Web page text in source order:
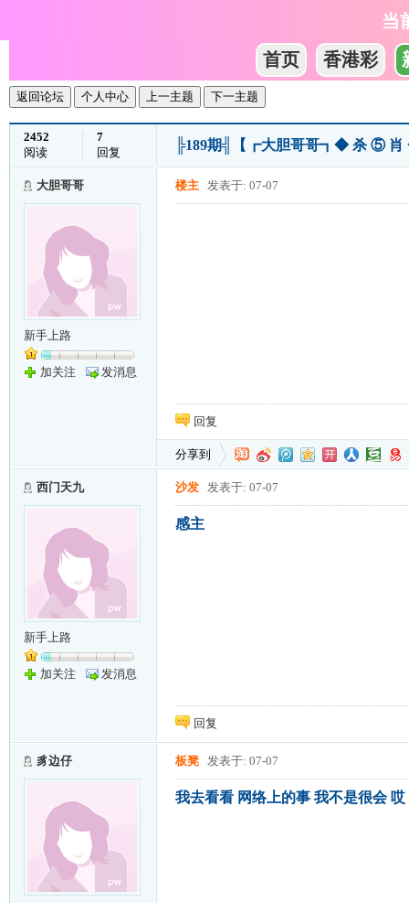
当
首页
香港彩
返回论坛 个人中心 上一主题 下一主题
2452
阅读
7
回复
╠189期╣【┏大胆哥哥┓◆ 杀 ⑤ 肖
大胆哥哥
新手上路
加关注 发消息
楼主 发表于: 07-07
回复
分享到
西门天九
新手上路
加关注 发消息
沙发 发表于: 07-07
感主
回复
豸边仔 板凳 发表于: 07-07
我去看看 网络上的事 我不是很会 哎